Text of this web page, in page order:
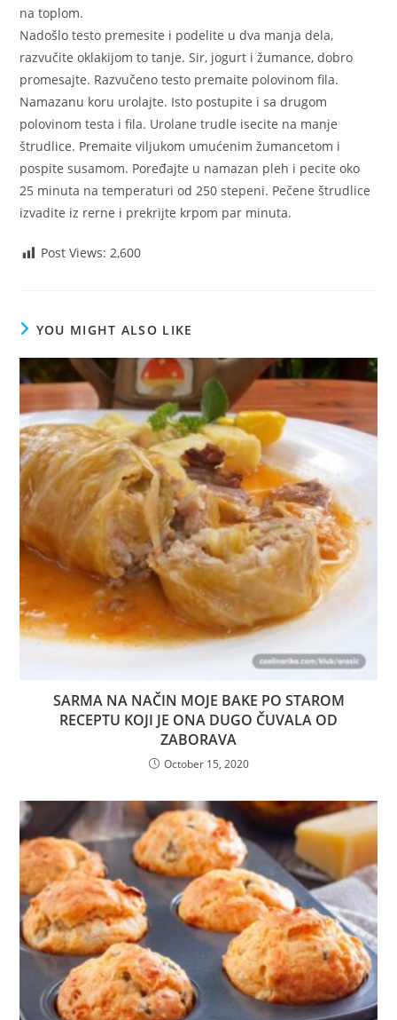
na toplom.
Nadošlo testo premesite i podelite u dva manja dela,
razvučite oklakijom to tanje. Sir, jogurt i žumance, dobro
promesajte. Razvučeno testo premaite polovinom fila.
Namazanu koru urolajte. Isto postupite i sa drugom
polovinom testa i fila. Urolane trudle isecite na manje
štrudlice. Premaite viljukom umućenim žumancetom i
pospite susamom. Poređajte u namazan pleh i pecite oko
25 minuta na temperaturi od 250 stepeni. Pečene štrudlice
izvadite iz rerne i prekrijte krpom par minuta.
Post Views: 2,600
YOU MIGHT ALSO LIKE
SARMA NA NAČIN MOJE BAKE PO STAROM
RECEPTU KOJI JE ONA DUGO ČUVALA OD
ZABORAVA
October 15, 2020